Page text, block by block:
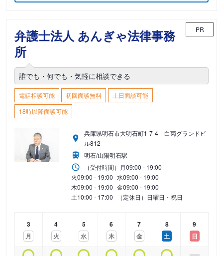
弁護士法人 あんぎゃ法律事務
所
PR
誰でも・何でも・気軽に相談できる
電話相談可能 初回面談無料
土日面談可能
18時以降面談可能
兵庫県明石市大明石町1-7-4 白菊グランドビ
ル812
明石/山陽明石駅
（受付時間） 月09:00 - 19:00
火09:00 - 19:00 水09:00 - 19:00
木09:00 - 19:00 金09:00 - 19:00
土10:00 - 17:00 （定休日）日曜日・祝日
3
月
4
火
5
水
6
木
7
金
8
土
9
日